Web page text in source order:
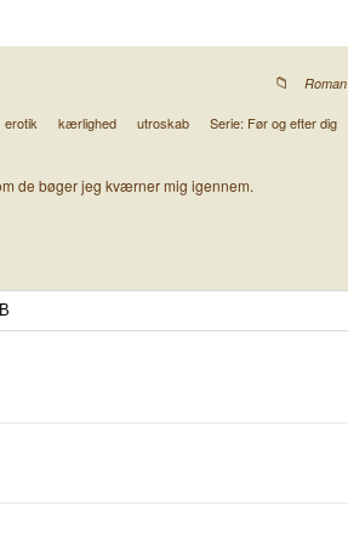
Roman
erotik kærlighed utroskab Serie: Før og efter dig
de bøger jeg kværner mig igennem.